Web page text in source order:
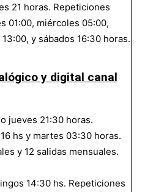
21 horas. Repeticiones
01:00, miércoles 05:00,
y sábados 16:30 horas.
y digital canal
jueves 21:30 horas.
hs y martes 03:30 horas.
y 12 salidas mensuales.
14:30 hs. Repeticiones